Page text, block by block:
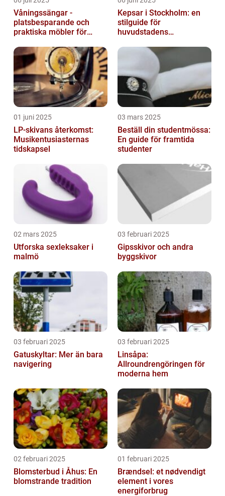
Våningssängar -
platsbesparande och
praktiska möbler för
Kepsar i Stockholm: en
stilguide för
huvudstadens
01 juni 2025
LP-skivans återkomst:
Musikentusiasternas
tidskapsel
03 mars 2025
Beställ din studentmössa:
En guide för framtida
studenter
02 mars 2025
Utforska sexleksaker i
malmö
03 februari 2025
Gipsskivor och andra
byggskivor
03 februari 2025
Gatuskyltar: Mer än bara
navigering
03 februari 2025
Linsåpa:
Allroundrengöringen för
moderna hem
02 februari 2025
Blomsterbud i Åhus: En
blomstrande tradition
01 februari 2025
Brændsel: et nødvendigt
element i vores
energiforbrug